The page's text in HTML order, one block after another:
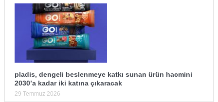
pladis, dengeli beslenmeye katkı sunan ürün hacmini
2030’a kadar iki katına çıkaracak
29 Temmuz 2026